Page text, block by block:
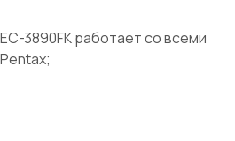
3890FK работает со всеми